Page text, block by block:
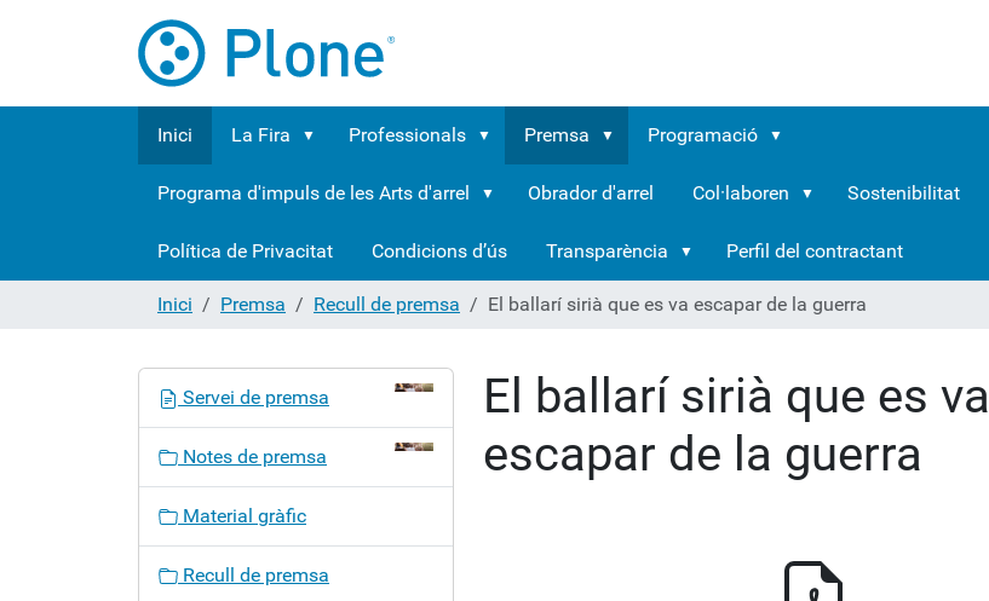
Inici La Fira Professionals Premsa Programació
Programa d'impuls de les Arts d'arrel Obrador d'arrel Col·laboren Sostenibilitat
Política de Privacitat Condicions d’ús Transparència Perfil del contractant
Inici Premsa Recull de premsa El ballarí sirià que es va escapar de la guerra
El ballarí sirià que es va
escapar de la guerra
Servei de premsa
Notes de premsa
Material gràfic
Recull de premsa